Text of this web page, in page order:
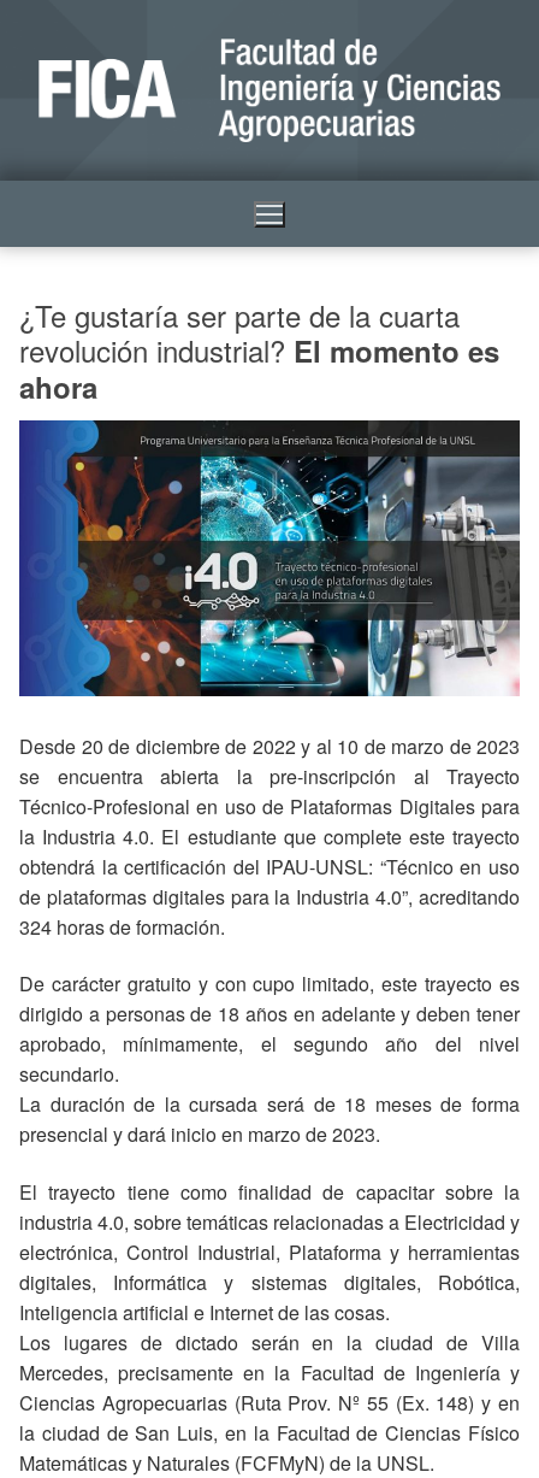
¿Te gustaría ser parte de la cuarta
revolución industrial? El momento es
ahora
Desde 20 de diciembre de 2022 y al 10 de marzo de 2023
se encuentra abierta la pre-inscripción al Trayecto
Técnico-Profesional en uso de Plataformas Digitales para
la Industria 4.0. El estudiante que complete este trayecto
obtendrá la certificación del IPAU-UNSL: “Técnico en uso
de plataformas digitales para la Industria 4.0”, acreditando
324 horas de formación.
De carácter gratuito y con cupo limitado, este trayecto es
dirigido a personas de 18 años en adelante y deben tener
aprobado, mínimamente, el segundo año del nivel
secundario.
La duración de la cursada será de 18 meses de forma
presencial y dará inicio en marzo de 2023.
El trayecto tiene como finalidad de capacitar sobre la
industria 4.0, sobre temáticas relacionadas a Electricidad y
electrónica, Control Industrial, Plataforma y herramientas
digitales, Informática y sistemas digitales, Robótica,
Inteligencia artificial e Internet de las cosas.
Los lugares de dictado serán en la ciudad de Villa
Mercedes, precisamente en la Facultad de Ingeniería y
Ciencias Agropecuarias (Ruta Prov. Nº 55 (Ex. 148) y en
la ciudad de San Luis, en la Facultad de Ciencias Físico
Matemáticas y Naturales (FCFMyN) de la UNSL.